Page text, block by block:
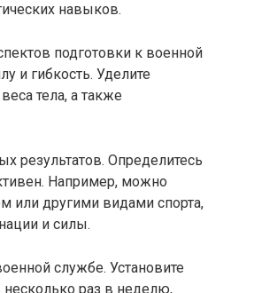
навыков.
подготовки к военной
и гибкость. Уделите
тела, а также
результатов. Определитесь
Например, можно
или другими видами спорта,
и силы.
службе. Установите
несколько раз в неделю,